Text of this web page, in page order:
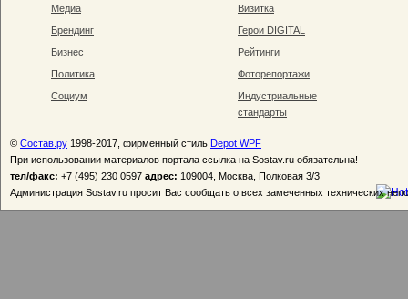
Медиа
Брендинг
Бизнес
Политика
Социум
Визитка
Герои DIGITAL
Рейтинги
Фоторепортажи
Индустриальные
стандарты
© Состав.ру 1998-2017, фирменный стиль Depot WPF
При использовании материалов портала ссылка на Sostav.ru обязательна!
тел/факс: +7 (495) 230 0597 адрес: 109004, Москва, Полковая 3/3
Администрация Sostav.ru просит Вас сообщать о всех замеченных технических